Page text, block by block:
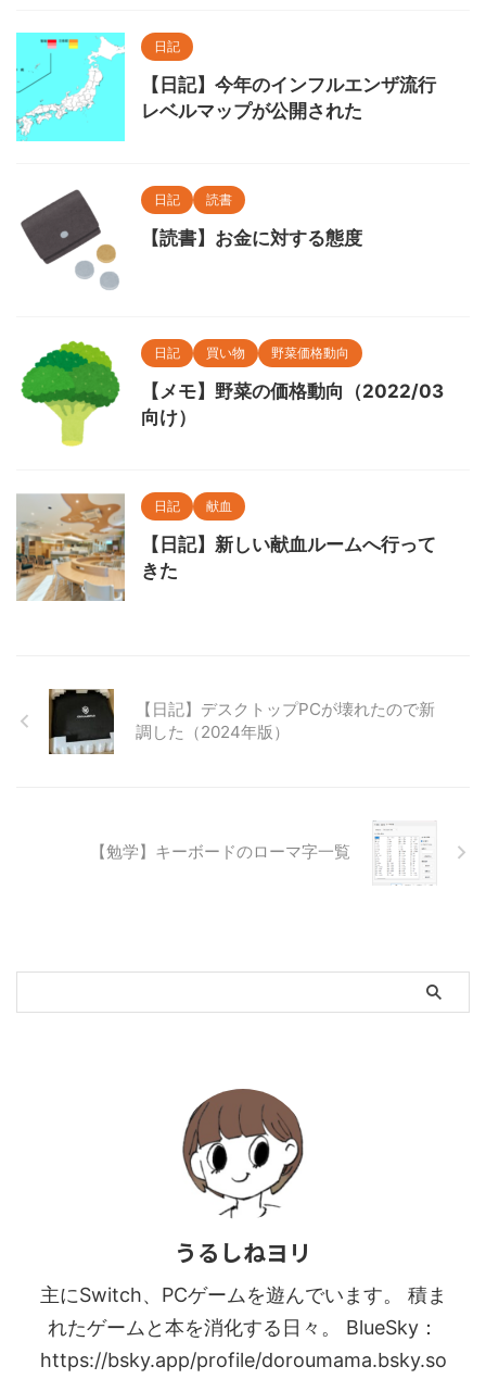
日記
【日記】今年のインフルエンザ流行
レベルマップが公開された
日記 読書
【読書】お金に対する態度
日記 買い物 野菜価格動向
【メモ】野菜の価格動向（2022/03
向け）
日記 献血
【日記】新しい献血ルームへ行って
きた
【日記】デスクトップPCが壊れたので新
調した（2024年版）
【勉学】キーボードのローマ字一覧
うるしねヨリ
主にSwitch、PCゲームを遊んでいます。 積ま
れたゲームと本を消化する日々。 BlueSky：
https://bsky.app/profile/doroumama.bsky.so